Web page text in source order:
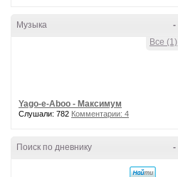
-
Музыка
Все (1)
Yago-e-Aboo - Максимум
Слушали: 782 Комментарии: 4
-
Поиск по дневнику